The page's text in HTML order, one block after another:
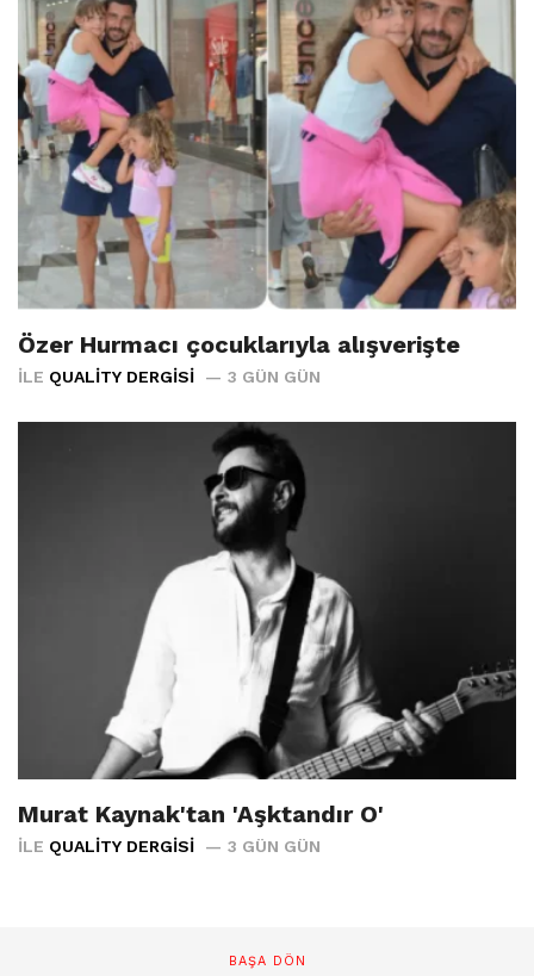
Özer Hurmacı çocuklarıyla alışverişte
İLE QUALITY DERGISI 3 GÜN GÜN
Murat Kaynak'tan 'Aşktandır O'
İLE QUALITY DERGISI 3 GÜN GÜN
BAŞA DÖN